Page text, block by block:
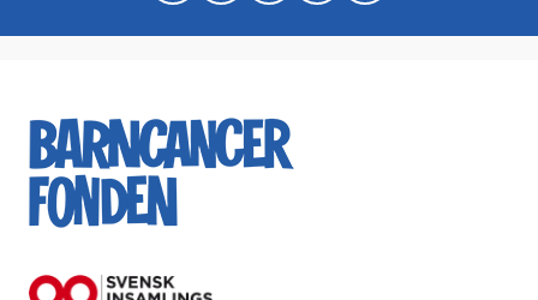
a
e
b
w
t
t
i
k
e
a